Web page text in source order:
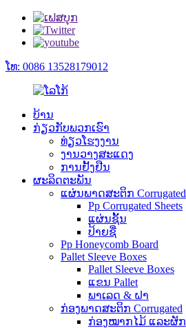
ໂທ: 0086 13528179012
ບ້ານ
ກ່ຽວ​ກັບ​ພວກ​ເຮົາ
ທ່ຽວໂຮງງານ
ງານວາງສະແດງ
ການຢັ້ງຢືນ
ຜະລິດຕະພັນ
ແຜ່ນພາດສະຕິກ Corrugated
Pp Corrugated Sheets
ແຜ່ນຊັ້ນ
ປ້າຍຊື່
Pp Honeycomb Board
Pallet Sleeve Boxes
Pallet Sleeve Boxes
ແຂນ Pallet
ພາເລດ & ຝາ
ກ່ອງພາດສະຕິກ Corrugated
ກ່ອງໝາກໄມ້ ແລະຜັກ